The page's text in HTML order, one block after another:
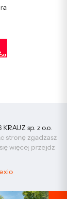
sp. z o.o.
stronę zgadzasz
więcej przejdz